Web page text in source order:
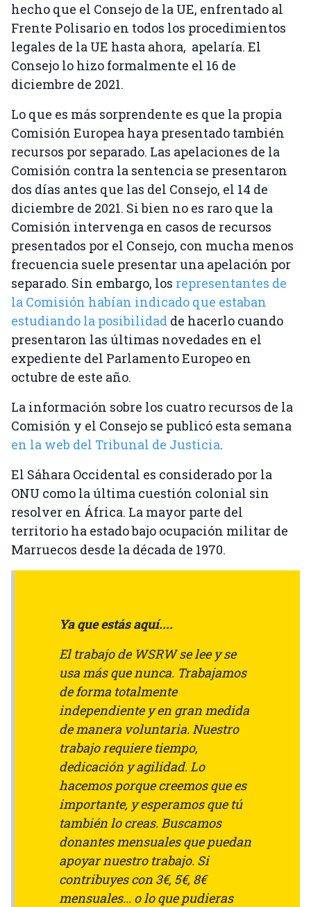
hecho que el Consejo de la UE, enfrentado al
Frente Polisario en todos los procedimientos
legales de la UE hasta ahora, apelaría. El
Consejo lo hizo formalmente el 16 de
diciembre de 2021.
Lo que es más sorprendente es que la propia
Comisión Europea haya presentado también
recursos por separado. Las apelaciones de la
Comisión contra la sentencia se presentaron
dos días antes que las del Consejo, el 14 de
diciembre de 2021. Si bien no es raro que la
Comisión intervenga en casos de recursos
presentados por el Consejo, con mucha menos
frecuencia suele presentar una apelación por
separado. Sin embargo, los representantes de
la Comisión habían indicado que estaban
estudiando la posibilidad de hacerlo cuando
presentaron las últimas novedades en el
expediente del Parlamento Europeo en
octubre de este año.
La información sobre los cuatro recursos de la
Comisión y el Consejo se publicó esta semana
en la web del Tribunal de Justicia.
El Sáhara Occidental es considerado por la
ONU como la última cuestión colonial sin
resolver en África. La mayor parte del
territorio ha estado bajo ocupación militar de
Marruecos desde la década de 1970.
Ya que estás aquí....
El trabajo de WSRW se lee y se
usa más que nunca. Trabajamos
de forma totalmente
independiente y en gran medida
de manera voluntaria. Nuestro
trabajo requiere tiempo,
dedicación y agilidad. Lo
hacemos porque creemos que es
importante, y esperamos que tú
también lo creas. Buscamos
donantes mensuales que puedan
apoyar nuestro trabajo. Si
contribuyes con 3€, 5€, 8€
mensuales... o lo que pudieras